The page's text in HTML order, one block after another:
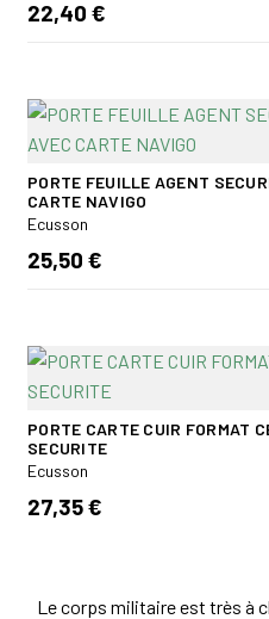
Le corps militaire est très à
22,40 €
PORTE FEUILLE AGENT
CARTE NAVIGO
Ecusson
25,50 €
PORTE CARTE CUIR FORMAT
SECURITE
Ecusson
27,35 €